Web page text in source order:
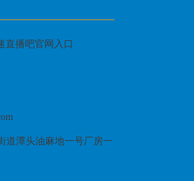
直播吧官网入口
道潭头油麻地一号厂房一